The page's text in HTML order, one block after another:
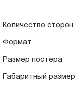
Количество сторон
Формат
Размер постера
Габаритный размер